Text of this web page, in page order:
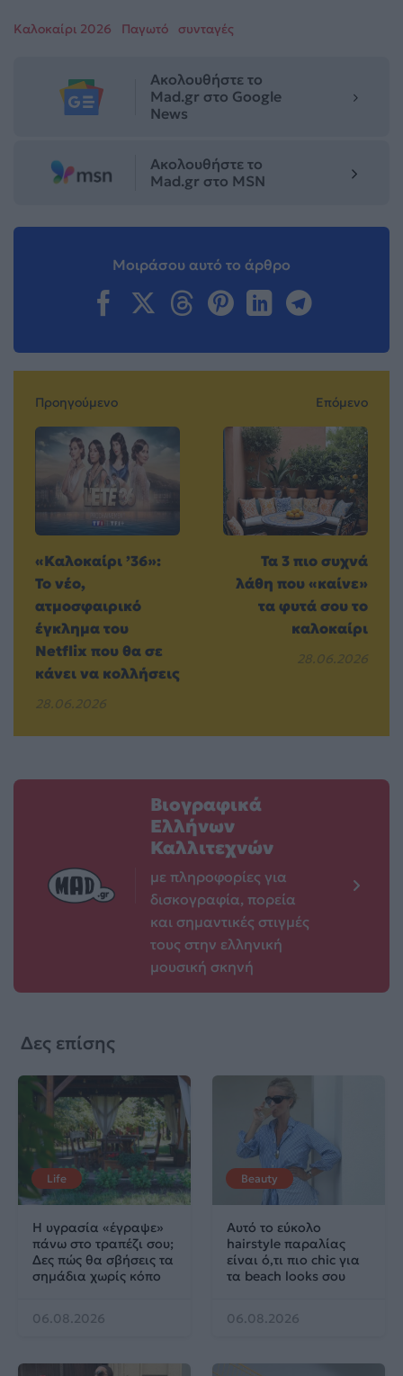
Καλοκαίρι 2026 Παγωτό συνταγές
Ακολουθήστε το
Mad.gr στο Google
News
Ακολουθήστε το
Mad.gr στο MSN
Μοιράσου αυτό το άρθρο
Προηγούμενο
«Καλοκαίρι ’36»:
Το νέο,
ατμοσφαιρικό
έγκλημα του
Netflix που θα σε
κάνει να κολλήσεις
28.06.2026
Επόμενο
Τα 3 πιο συχνά
λάθη που «καίνε»
τα φυτά σου το
καλοκαίρι
28.06.2026
Βιογραφικά
Ελλήνων
Καλλιτεχνών
με πληροφορίες για
δισκογραφία, πορεία
και σημαντικές στιγμές
τους στην ελληνική
μουσική σκηνή
Δες επίσης
Life
Η υγρασία «έγραψε»
πάνω στο τραπέζι σου;
Δες πώς θα σβήσεις τα
σημάδια χωρίς κόπο
06.08.2026
Beauty
Αυτό το εύκολο
hairstyle παραλίας
είναι ό,τι πιο chic για
τα beach looks σου
06.08.2026